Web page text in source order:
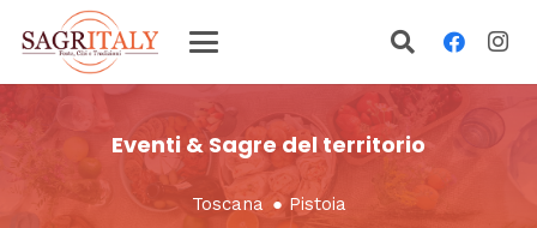
Eventi & Sagre del territorio
Toscana ● Pistoia